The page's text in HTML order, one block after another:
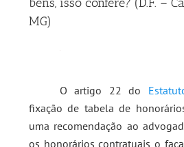
MG)
O artigo 22 do
fixação de tabela de
uma recomendação ao
os honorários contratuais o